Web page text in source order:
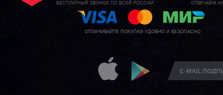
БЕСПЛАТНЫЙ ЗВОНОК ПО ВСЕЙ РОССИИ ОТВЕЧАЕМ
ОПЛАЧИВАЙТЕ ПОКУПКИ УДОБНО И БЕЗОПАСНО